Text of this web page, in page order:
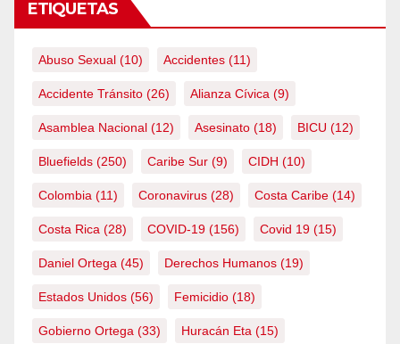
ETIQUETAS
Abuso Sexual (10) Accidentes (11)
Accidente Tránsito (26) Alianza Cívica (9)
Asamblea Nacional (12) Asesinato (18) BICU (12)
Bluefields (250) Caribe Sur (9) CIDH (10)
Colombia (11) Coronavirus (28) Costa Caribe (14)
Costa Rica (28) COVID-19 (156) Covid 19 (15)
Daniel Ortega (45) Derechos Humanos (19)
Estados Unidos (56) Femicidio (18)
Gobierno Ortega (33) Huracán Eta (15)